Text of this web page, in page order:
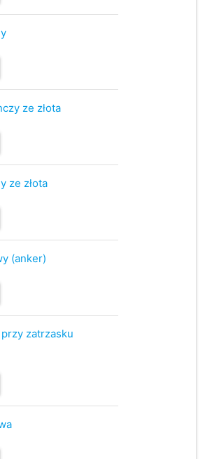
ze złota
ze złota
(anker)
zatrzasku